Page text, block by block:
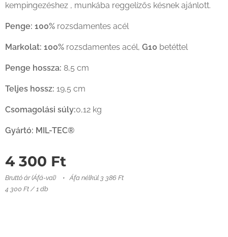
kempingezéshez , munkába reggelízős késnek ajánlott.
Penge: 100% rozsdamentes acél
Markolat: 100% rozsdamentes acél, G10 betéttel
Penge hossza: 8,5 cm
Teljes hossz: 19,5 cm
Csomagolási súly:0,12 kg
Gyártó: MIL-TEC®
4 300 Ft
Bruttó ár (Áfá-val)
Áfa nélkül 3 386 Ft
4 300 Ft / 1 db